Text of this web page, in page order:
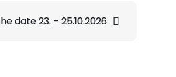
date 23. – 25.10.2026